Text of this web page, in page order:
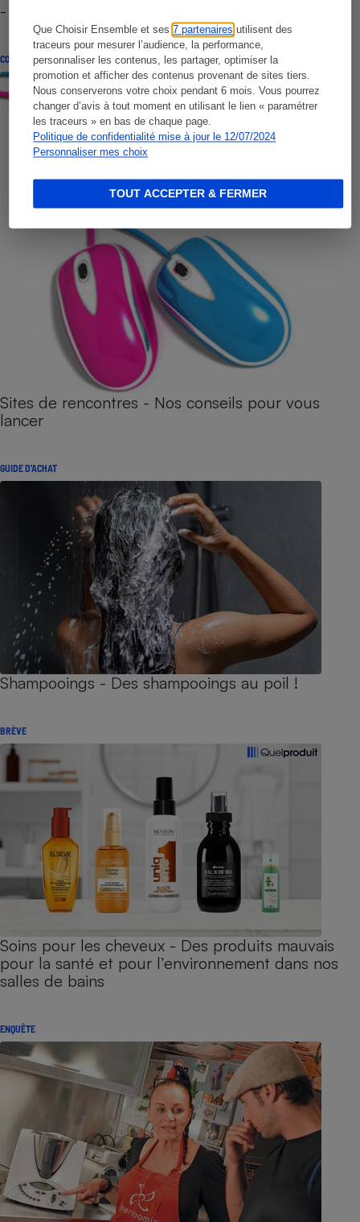
Que Choisir Ensemble et ses7 partenaires utilisent des
traceurs pour mesurer l’audience, la performance,
personnaliser les contenus, les partager, optimiser la
promotion et afficher des contenus provenant de sites tiers.
Nous conserverons votre choix pendant 6 mois. Vous pourrez
changer d’avis à tout moment en utilisant le lien « paramétrer
les traceurs » en bas de chaque page.
Politique de confidentialité mise à jour le 12/07/2024
Personnaliser mes choix
TOUT ACCEPTER & FERMER
- Premières impressions
CONSEILS
Sites de rencontres - Nos conseils pour vous
lancer
GUIDE D'ACHAT
Shampooings - Des shampooings au poil !
BRÈVE
Soins pour les cheveux - Des produits mauvais
pour la santé et pour l’environnement dans nos
salles de bains
ENQUÊTE